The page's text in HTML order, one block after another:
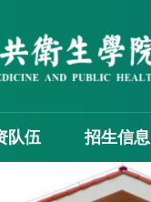
队伍 招生信息